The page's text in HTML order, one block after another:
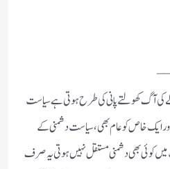
کی آگ کھولتے پانی کی طرح ہوتی ہے سیاست
ایک خاص کو عام بھی،سیاست دشمنی کے
کوئی بھی دشمنی مستقل نہیں ہوتی یہ صرف